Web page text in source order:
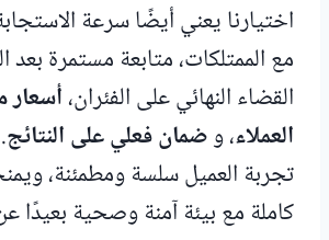
اختيارنا يعني أيضًا سرعة
مع الممتلكات، متابعة مستمرة
القضاء النهائي على الفئران،أسعار
العملاء، وضمان فعلي على النتائج
تجربة العميل سلسة ومطمئنة،
كاملة مع بيئة آمنة وصحية بعيدًا